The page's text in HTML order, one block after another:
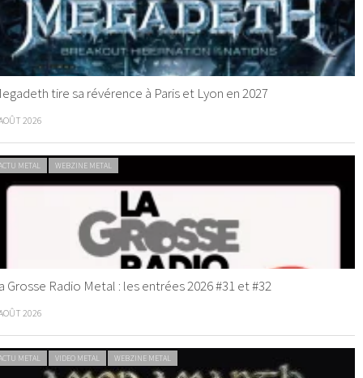
tire sa révérence à Paris et Lyon en 2027
2026
METAL WEBZINE METAL
Grosse Radio Metal : les entrées 2026 #31 et #32
2026
METAL VIDEO METAL WEBZINE METAL